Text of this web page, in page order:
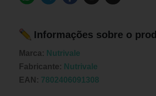
Informações sobre o
Marca: Nutrivale
Fabricante: Nutrivale
EAN: 7802406091308